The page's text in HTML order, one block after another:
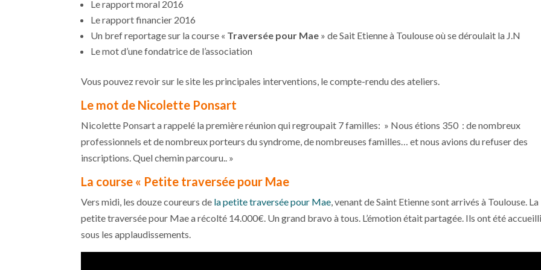
Le rapport moral 2016
Le rapport financier 2016
Un bref reportage sur la course « Traversée pour Mae » de Sait Etienne à Toulouse où se déroulait la J.N
Le mot d’une fondatrice de l’association
Vous pouvez revoir sur le site les principales interventions, le compte-rendu des ateliers.
Le mot de Nicolette Ponsart
Nicolette Ponsart a rappelé la première réunion qui regroupait 7 familles: » Nous étions 350 : de nombreux
professionnels et de nombreux porteurs du syndrome, de nombreuses familles… et nous avions du refuser des
inscriptions. Quel chemin parcouru.. »
La course « Petite traversée pour Mae
Vers midi, les douze coureurs de la petite traversée pour Mae, venant de Saint Etienne sont arrivés à Toulouse. La
petite traversée pour Mae a récolté 14.000€. Un grand bravo à tous. L’émotion était partagée. Ils ont été
sous les applaudissements.